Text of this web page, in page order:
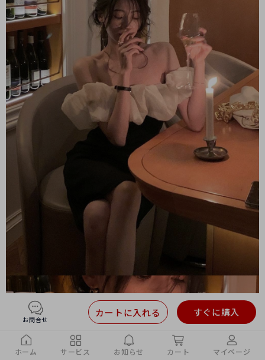
お問合せ
すぐに購入
カートに入れる
ホーム サービス お知らせ カート マイページ